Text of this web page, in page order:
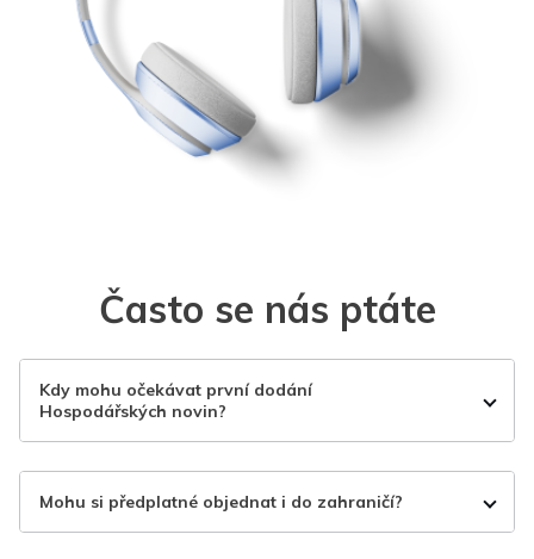
Často se nás ptáte
Kdy mohu očekávat první dodání
Hospodářských novin?
Mohu si předplatné objednat i do zahraničí?